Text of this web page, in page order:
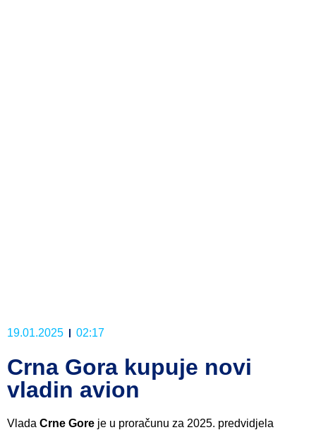
19.01.2025 02:17
Crna Gora kupuje novi
vladin avion
Vlada Crne Gore je u proračunu za 2025. predvidjela